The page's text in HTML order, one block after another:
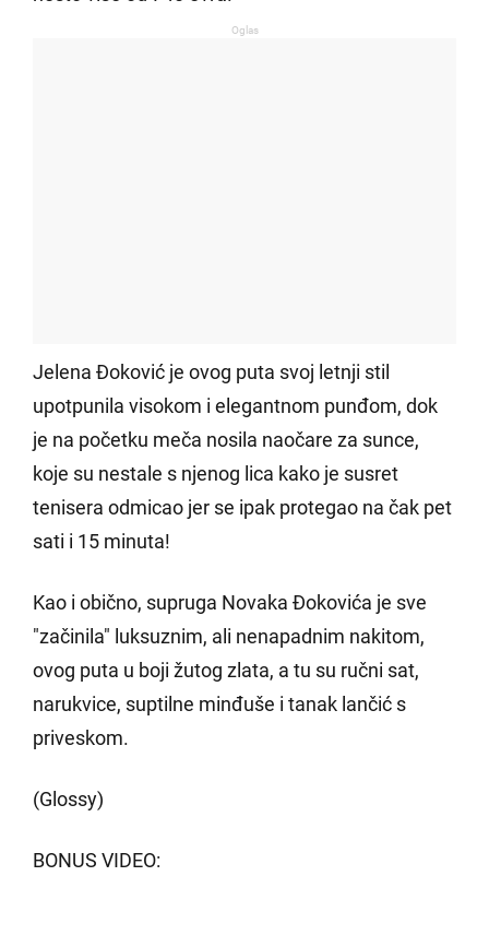
Oglas
Jelena Đoković je ovog puta svoj letnji stil
upotpunila visokom i elegantnom punđom, dok
je na početku meča nosila naočare za sunce,
koje su nestale s njenog lica kako je susret
tenisera odmicao jer se ipak protegao na čak pet
sati i 15 minuta!
Kao i obično, supruga Novaka Đokovića je sve
"začinila" luksuznim, ali nenapadnim nakitom,
ovog puta u boji žutog zlata, a tu su ručni sat,
narukvice, suptilne minđuše i tanak lančić s
priveskom.
(Glossy)
BONUS VIDEO: